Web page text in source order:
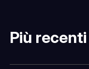
Più recenti